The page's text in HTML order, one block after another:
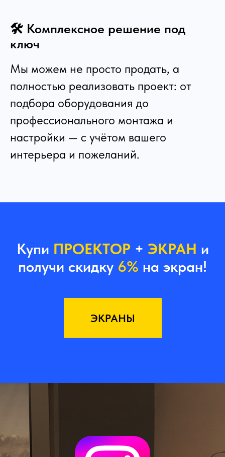
🛠️ Комплексное решение под
ключ
Мы можем не просто продать, а
полностью реализовать проект: от
подбора оборудования до
профессионального монтажа и
настройки — с учётом вашего
интерьера и пожеланий.
Купи ПРОЕКТОР+ ЭКРАН и
получи скидку 6% на экран!
ЭКРАНЫ